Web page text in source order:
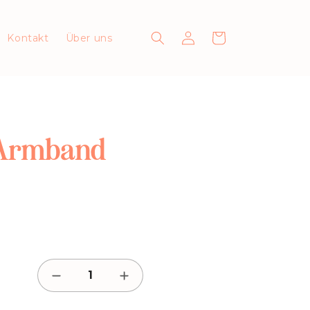
Kontakt Über uns EinloggenWarenkorb